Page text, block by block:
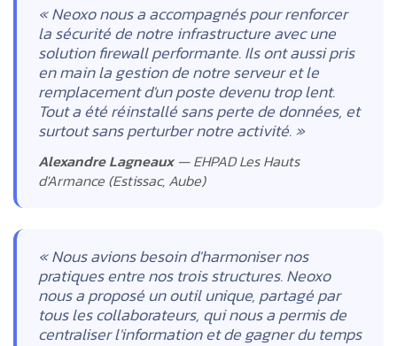
« Neoxo nous a accompagnés pour renforcer
la sécurité de notre infrastructure avec une
solution firewall performante. Ils ont aussi pris
en main la gestion de notre serveur et le
remplacement d'un poste devenu trop lent.
Tout a été réinstallé sans perte de données, et
surtout sans perturber notre activité. »
Alexandre Lagneaux— EHPAD Les Hauts
d'Armance (Estissac, Aube)
« Nous avions besoin d'harmoniser nos
pratiques entre nos trois structures. Neoxo
nous a proposé un outil unique, partagé par
tous les collaborateurs, qui nous a permis de
centraliser l'information et de gagner du temps